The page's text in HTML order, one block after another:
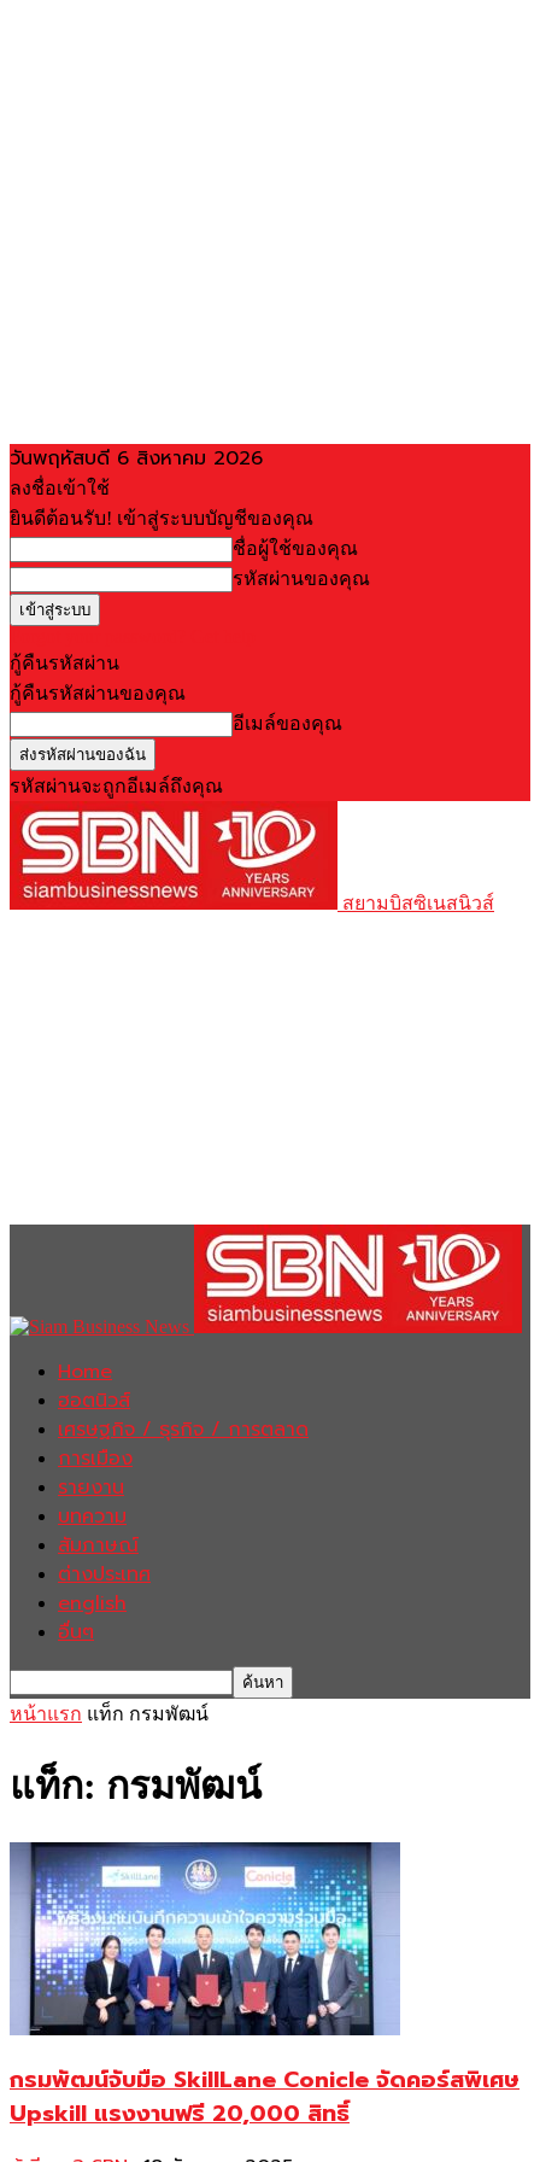
วันพฤหัสบดี 6 สิงหาคม 2026
ลงชื่อเข้าใช้
ยินดีต้อนรับ! เข้าสู่ระบบบัญชีของคุณ
ชื่อผู้ใช้ของคุณ
รหัสผ่านของคุณ
กู้คืนรหัสผ่าน
กู้คืนรหัสผ่านของคุณ
อีเมล์ของคุณ
รหัสผ่านจะถูกอีเมล์ถึงคุณ
สยามบิสซิเนสนิวส์
Home
ฮอตนิวส์
เศรษฐกิจ / ธุรกิจ / การตลาด
การเมือง
รายงาน
บทความ
สัมภาษณ์
ต่างประเทศ
english
อื่นๆ
หน้าแรก แท็ก กรมพัฒน์
แท็ก: กรมพัฒน์
กรมพัฒน์จับมือ SkillLane Conicle จัดคอร์สพิเศษ
Upskill แรงงานฟรี 20,000 สิทธิ์